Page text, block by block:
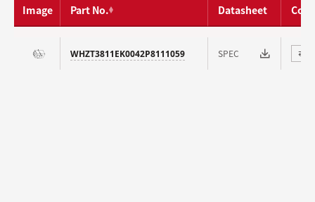
Image Part No. Datasheet
WHZT3811EK0042P8111059 SPEC ⇄